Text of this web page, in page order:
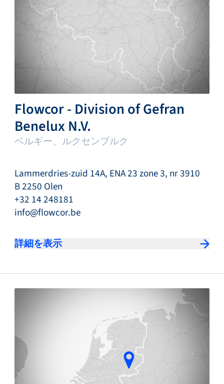
Flowcor - Division of Gefran
Benelux N.V.
ベルギー、ルクセンブルク
Lammerdries-zuid 14A, ENA 23 zone 3, nr 3910
B 2250 Olen
+32 14 248181
info@flowcor.be
詳細を表示